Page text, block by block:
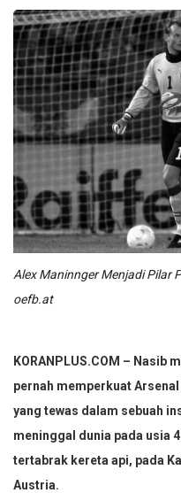
Alex Maninnger Menjadi Pilar
oefb.at
KORANPLUS.COM – Nasib
pernah memperkuat
yang tewas dalam sebuah
meninggal dunia pada usia
tertabrak kereta api, pada
Austria.